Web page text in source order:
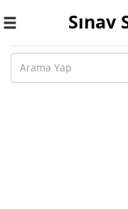
Toggle
Sınav